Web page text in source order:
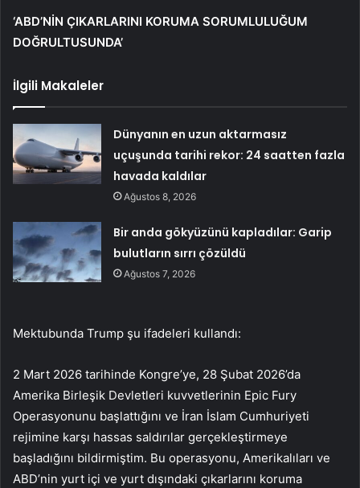
‘ABD’NİN ÇIKARLARINI KORUMA SORUMLULUĞUM
DOĞRULTUSUNDA’
İlgili Makaleler
Dünyanın en uzun aktarmasız
uçuşunda tarihi rekor: 24 saatten fazla
havada kaldılar
Ağustos 8, 2026
Bir anda gökyüzünü kapladılar: Garip
bulutların sırrı çözüldü
Ağustos 7, 2026
Mektubunda Trump şu ifadeleri kullandı:
2 Mart 2026 tarihinde Kongre’ye, 28 Şubat 2026’da
Amerika Birleşik Devletleri kuvvetlerinin Epic Fury
Operasyonunu başlattığını ve İran İslam Cumhuriyeti
rejimine karşı hassas saldırılar gerçekleştirmeye
başladığını bildirmiştim. Bu operasyonu, Amerikalıları ve
ABD’nin yurt içi ve yurt dışındaki çıkarlarını koruma